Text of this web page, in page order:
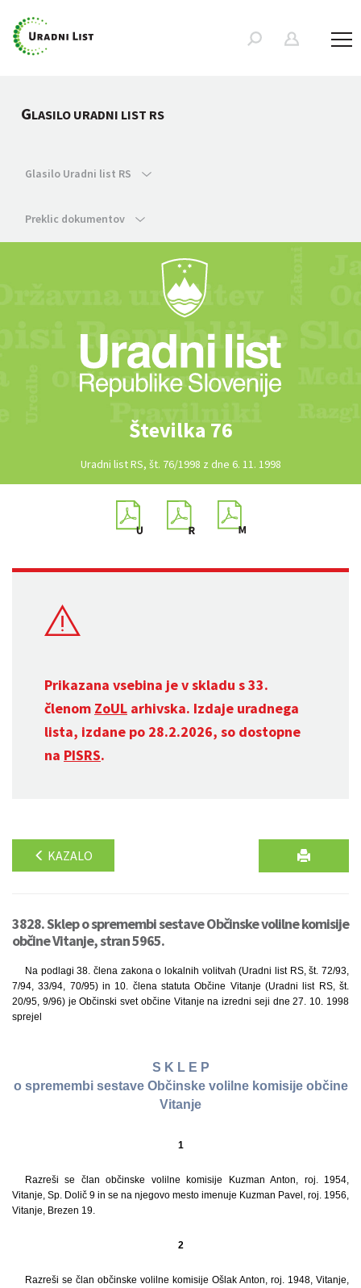
GLASILO URADNI LIST RS
Glasilo Uradni list RS
Preklic dokumentov
Številka 76
Uradni list RS, št. 76/1998 z dne 6. 11. 1998
Prikazana vsebina je v skladu s 33.
členom ZoUL arhivska. Izdaje uradnega
lista, izdane po 28.2.2026, so dostopne
na PISRS.
KAZALO
3828. Sklep o spremembi sestave Občinske volilne komisije
občine Vitanje, stran 5965.
Na podlagi 38. člena zakona o lokalnih volitvah (Uradni list RS, št. 72/93,
7/94, 33/94, 70/95) in 10. člena statuta Občine Vitanje (Uradni list RS, št.
20/95, 9/96) je Občinski svet občine Vitanje na izredni seji dne 27. 10. 1998
sprejel
S K L E P
o spremembi sestave Občinske volilne komisije občine
Vitanje
1
Razreši se član občinske volilne komisije Kuzman Anton, roj. 1954,
Vitanje, Sp. Dolič 9 in se na njegovo mesto imenuje Kuzman Pavel, roj. 1956,
Vitanje, Brezen 19.
2
Razreši se član občinske volilne komisije Ošlak Anton, roj. 1948, Vitanje,